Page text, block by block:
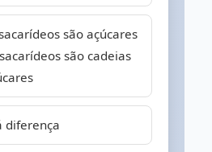
são açúcares
são cadeias
diferença